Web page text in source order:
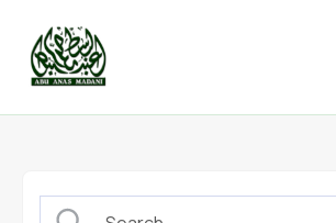
content